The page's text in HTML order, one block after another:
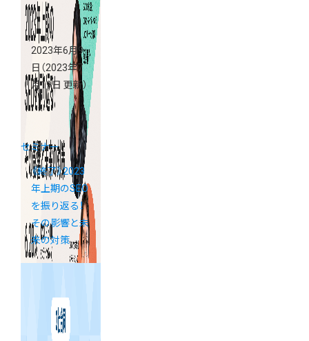
2023年6月9
日 （2023年7
月19日 更新）
セミナー
《終了》2023
年上期のSEO
を振り返る！
その影響と未
来の対策